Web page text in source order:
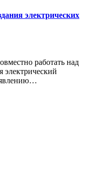
электрических